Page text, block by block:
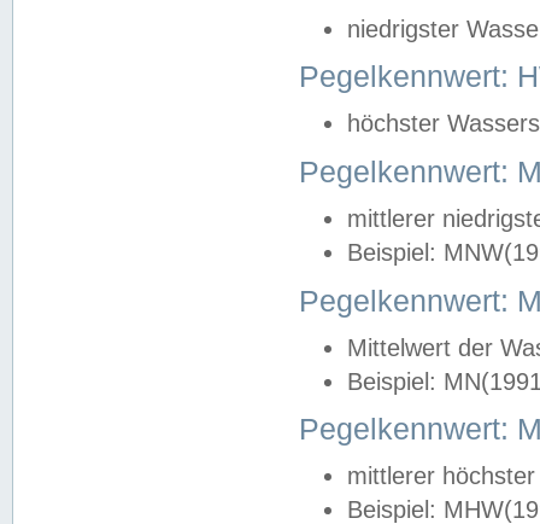
niedrigster
Pegelkennwert:
höchster
Pegelkennwert:
mittlerer
Beispiel:
Pegelkennwert:
Mittelwert der
Beispiel:
Pegelkennwert:
mittlerer
Beispiel: